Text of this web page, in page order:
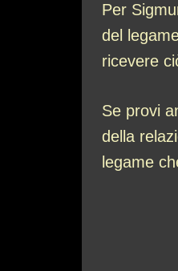
Per
del
ricevere
Se provi
della
legame